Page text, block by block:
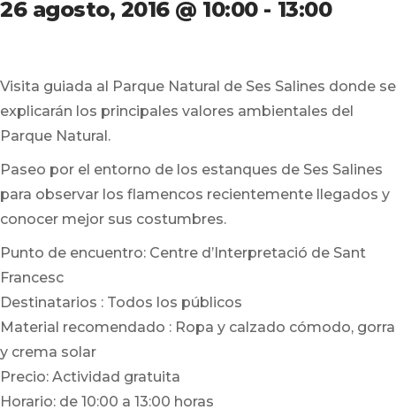
26 agosto, 2016 @ 10:00- 13:00
Visita guiada al Parque Natural de Ses Salines donde se
explicarán los principales valores ambientales del
Parque Natural.
Paseo por el entorno de los estanques de Ses Salines
para observar los flamencos recientemente llegados y
conocer mejor sus costumbres.
Punto de encuentro: Centre d’Interpretació de Sant
Francesc
Destinatarios : Todos los públicos
Material recomendado : Ropa y calzado cómodo, gorra
y crema solar
Precio: Actividad gratuita
Horario: de 10:00 a 13:00 horas